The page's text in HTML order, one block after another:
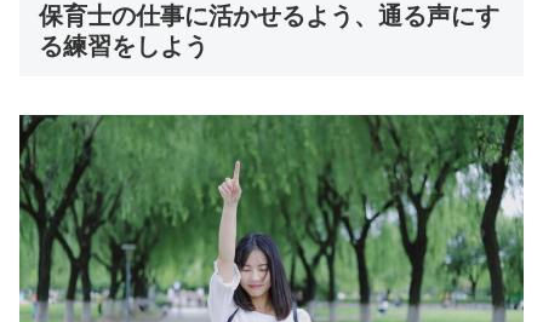
保育士の仕事に活かせるよう、通る声にす
る練習をしよう